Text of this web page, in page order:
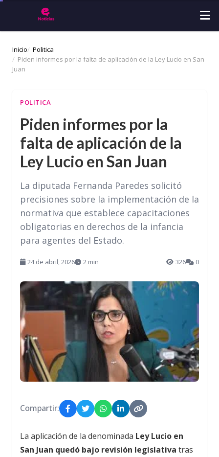
Inicio
Politica
Piden informes por la falta de aplicación de la Ley Lucio en San
Juan
POLITICA
Piden informes por la
falta de aplicación de la
Ley Lucio en San Juan
La diputada Fernanda Paredes solicitó
precisiones sobre la implementación de la
normativa que establece capacitaciones
obligatorias en derechos de la infancia
para agentes del Estado.
24 de abril, 2026 2 min 326 0
Compartir:
La aplicación de la denominada Ley Lucio en
San Juan quedó bajo revisión legislativa tras